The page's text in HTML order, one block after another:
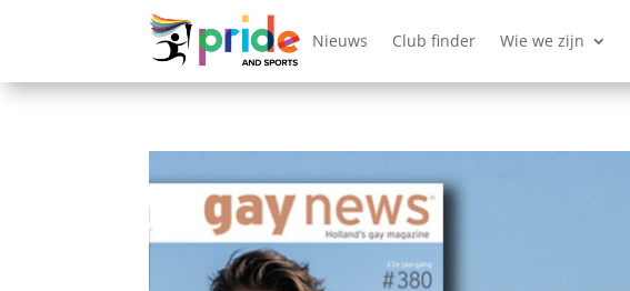
Nieuws Club finder Wie we zijn